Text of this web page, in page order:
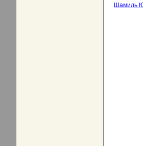
Шамиль